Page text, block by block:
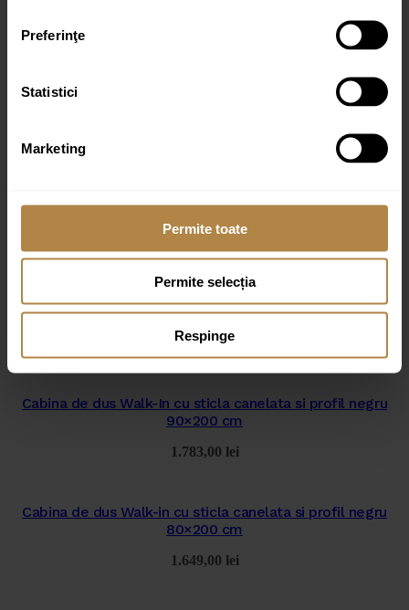
Preferinţe
Statistici
Marketing
Permite toate
Permite selecția
Respinge
Nume*
Produse similare
Cabina de dus Walk-In cu sticla canelata si profil negru
90×200 cm
1.783,00 lei
Cabina de dus Walk-in cu sticla canelata si profil negru
80×200 cm
1.649,00 lei